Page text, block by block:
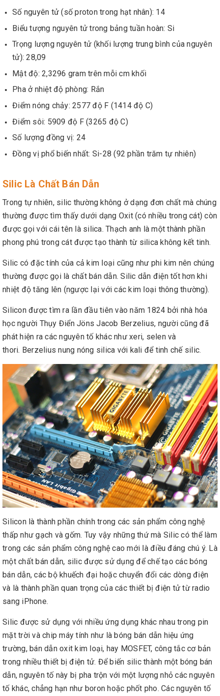
Số nguyên tử (số proton trong hạt nhân): 14
Biểu tượng nguyên tử trong bảng tuần hoàn: Si
Trọng lượng nguyên tử (khối lượng trung bình của nguyên
tử): 28,09
Mật độ: 2,3296 gram trên mỗi cm khối
Pha ở nhiệt độ phòng: Rắn
Điểm nóng chảy: 2577 độ F (1414 độ C)
Điểm sôi: 5909 độ F (3265 độ C)
Số lượng đồng vị: 24
Đồng vị phổ biến nhất: Si-28 (92 phần trăm tự nhiên)
Silic Là Chất Bán Dẫn
Trong tự nhiên, silic thường không ở dạng đơn chất mà chúng
thường được tìm thấy dưới dạng Oxit (có nhiều trong cát) còn
được gọi với cái tên là silica. Thạch anh là một thành phần
phong phú trong cát được tạo thành từ silica không kết tinh.
Silic có đặc tính của cả kim loại cũng như phi kim nên chúng
thường được gọi là chất bán dẫn. Silic dẫn điện tốt hơn khi
nhiệt độ tăng lên (ngược lại với các kim loại thông thường).
Silicon được tìm ra lần đầu tiên vào năm 1824 bởi nhà hóa
học người Thụy Điển Jöns Jacob Berzelius, người cũng đã
phát hiện ra các nguyên tố khác như xeri, selen và
thori. Berzelius nung nóng silica với kali để tinh chế silic.
Silicon là thành phần chính trong các sản phẩm công nghệ
thấp như gạch và gốm. Tuy vậy những thứ mà Silic có thể làm
trong các sản phẩm công nghệ cao mới là điều đáng chú ý. Là
một chất bán dẫn, silic được sử dụng để chế tạo các bóng
bán dẫn, các bộ khuếch đại hoặc chuyển đổi các dòng điện
và là thành phần quan trọng của các thiết bị điện tử từ radio
sang iPhone.
Silic được sử dụng với nhiều ứng dụng khác nhau trong pin
mặt trời và chip máy tính như là bóng bán dẫn hiệu ứng
trường, bán dẫn oxit kim loại, hay MOSFET, công tắc cơ bản
trong nhiều thiết bị điện tử. Để biến silic thành một bóng bán
dẫn, nguyên tố này bị pha trộn với một lượng nhỏ các nguyên
tố khác, chẳng hạn như boron hoặc phốt pho. Các nguyên tố